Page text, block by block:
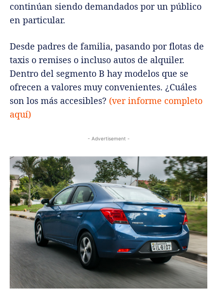
continúan siendo demandados por un público
en particular.
Desde padres de familia, pasando por flotas de
taxis o remises o incluso autos de alquiler.
Dentro del segmento B hay modelos que se
ofrecen a valores muy convenientes. ¿Cuáles
son los más accesibles? (ver informe completo
aquí)
- Advertisement -